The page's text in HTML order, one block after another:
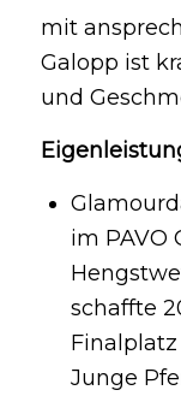
mit
Galopp ist
und
im PAVO
schaffte
Junge